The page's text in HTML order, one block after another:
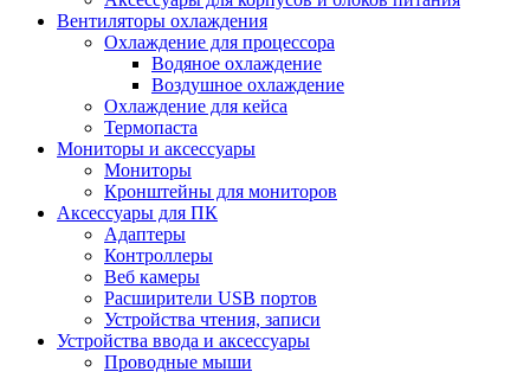
Вентиляторы охлаждения
Охлаждение для процессора
Водяное охлаждение
Воздушное охлаждение
Охлаждение для кейса
Термопаста
Мониторы и аксессуары
Мониторы
Кронштейны для мониторов
Аксессуары для ПК
Адаптеры
Контроллеры
Веб камеры
Расширители USB портов
Устройства чтения, записи
Устройства ввода и аксессуары
Проводные мыши